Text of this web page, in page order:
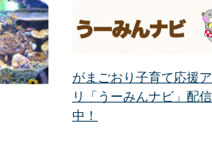
がまごおり子育て応援
リ「うーみんナビ」配信
中！